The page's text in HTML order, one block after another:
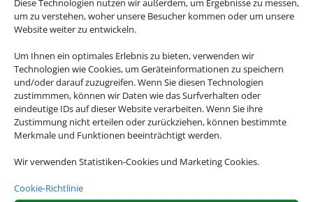
um zu verstehen, woher unsere Besucher kommen oder um unsere
Website weiter zu entwickeln.
Um Ihnen ein optimales Erlebnis zu bieten, verwenden wir
Technologien wie Cookies, um Geräteinformationen zu speichern
und/oder darauf zuzugreifen. Wenn Sie diesen Technologien
zustimmmen, können wir Daten wie das Surfverhalten oder
eindeutige IDs auf dieser Website verarbeiten. Wenn Sie ihre
Zustimmung nicht erteilen oder zurückziehen, können bestimmte
Merkmale und Funktionen beeinträchtigt werden.
Wir verwenden Statistiken-Cookies und Marketing Cookies.
Cookie-Richtlinie
Faire Tankregelung
Immer inkludiert:
Tankregelung „Rückgabe wie
Übernahme“.